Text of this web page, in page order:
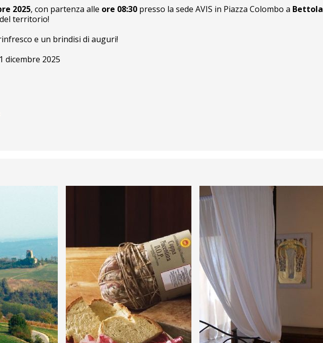
2025, con partenza alle ore 08:30 presso la sede AVIS in Piazza Colombo a Bettola
territorio!
e un brindisi di auguri!
dicembre 2025